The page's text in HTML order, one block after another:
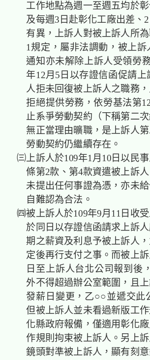
工作地點為週一至週五均於
及每週3日赴彰化工廠出差、
有異，上訴人對被上訴人所
1規定，屬非法調動，被上
通知亦未解除上訴人受領勞
年12月5日以存證信函促請
人拒未回復被上訴人之職務
拒絕提供勞務，依勞基法第
止系爭勞動契約（下稱第二
無正當理由曠職，是上訴人
勞動契約仍繼續存在。
㈢上訴人於109年1月10日以民
條第2款、第4款資遣被上訴
未提出任何事證為憑，亦未
自難認為合法。
㈣被上訴人於109年9月11日收
於同日以存證信函請求上訴
期之薪資及利息予被上訴人
定後再行支付之事。而被上
日至上訴人台北公司報到後
外不得超過辦公室範圍，且
發薪日變更，乙○○並遞交此
但被上訴人並未看過新版工
化縣政府報備，僅適用彰化
作規則拘束被上訴人。另上
鏡頭對準被上訴人，顯有刻